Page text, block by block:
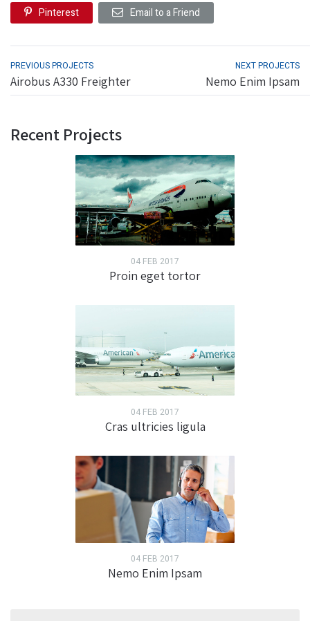
Pinterest
Email to a Friend
PREVIOUS PROJECTS
Airobus A330 Freighter
NEXT PROJECTS
Nemo Enim Ipsam
Recent Projects
04 FEB 2017
Proin eget tortor
04 FEB 2017
Cras ultricies ligula
04 FEB 2017
Nemo Enim Ipsam